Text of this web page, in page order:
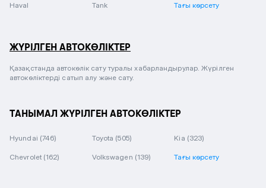
Haval Tank Тағы көрсету
ЖҮРІЛГЕН АВТОКӨЛІКТЕР
Қазақстанда автокөлік сату туралы хабарландырулар. Жүрілген
автокөліктерді сатып алу және сату.
ТАНЫМАЛ ЖҮРІЛГЕН АВТОКӨЛІКТЕР
Hyundai (746) Toyota (505) Kia (323)
Chevrolet (162) Volkswagen (139) Тағы көрсету